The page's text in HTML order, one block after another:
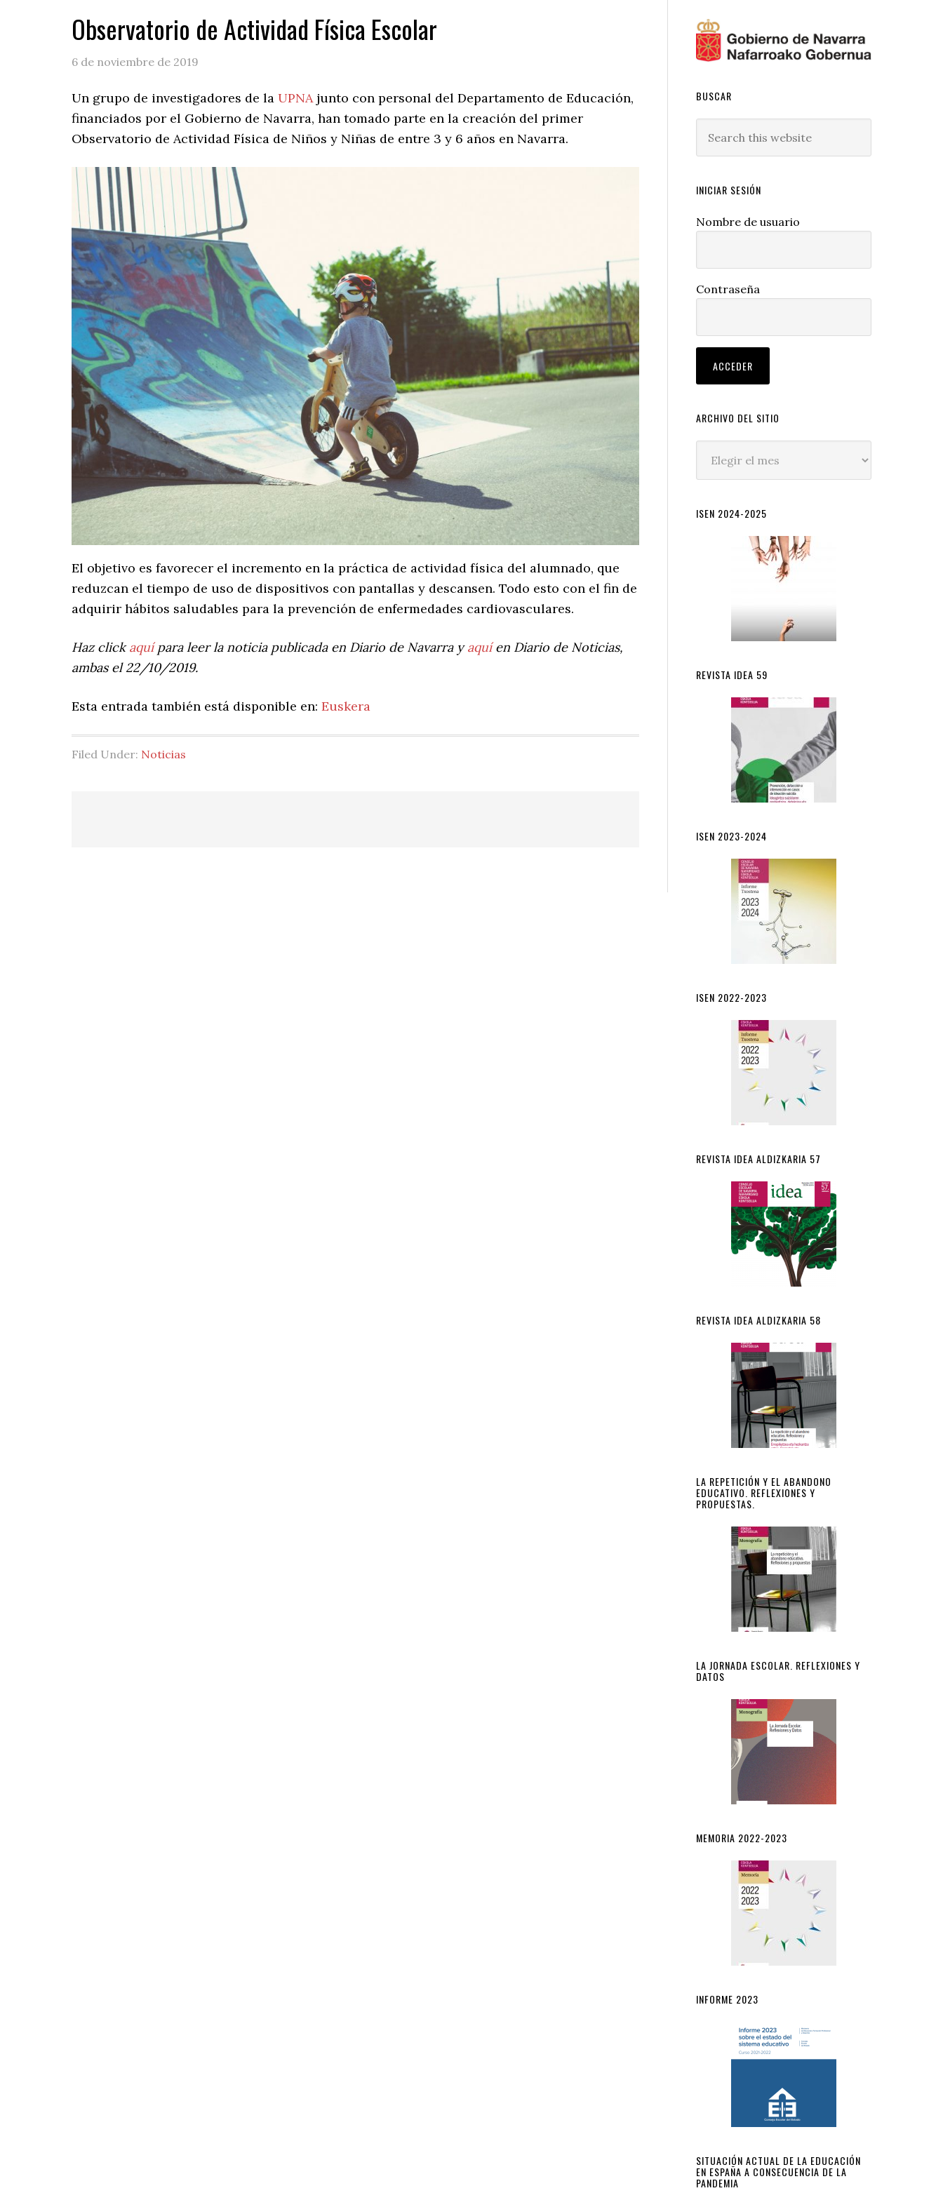
Observatorio de Actividad Física Escolar
6 de noviembre de 2019
Un grupo de investigadores de la UPNAjunto con personal del Departamento de Educación,
financiados por el Gobierno de Navarra, han tomado parte en la creación del primer
Observatorio de Actividad Física de Niños y Niñas de entre 3 y 6 años en Navarra.
El objetivo es favorecer el incremento en la práctica de actividad física del alumnado, que
reduzcan el tiempo de uso de dispositivos con pantallas y descansen. Todo esto con el fin de
adquirir hábitos saludables para la prevención de enfermedades cardiovasculares.
Haz clickaquípara leer la noticia publicada en Diario de Navarra yaquíen Diario de Noticias,
ambas el 22/10/2019.
Esta entrada también está disponible en: Euskera
Filed Under: Noticias
BUSCAR
this
INICIAR SESIÓN
Nombre de usuario
Contraseña
ARCHIVO DEL SITIO
ISEN 2024-2025
REVISTA IDEA 59
ISEN 2023-2024
ISEN 2022-2023
REVISTA IDEA ALDIZKARIA 57
REVISTA IDEA ALDIZKARIA 58
LA REPETICIÓN Y EL ABANDONO
EDUCATIVO. REFLEXIONES Y
PROPUESTAS.
LA JORNADA ESCOLAR. REFLEXIONES Y
DATOS
MEMORIA 2022-2023
INFORME 2023
SITUACIÓN ACTUAL DE LA EDUCACIÓN
EN ESPAÑA A CONSECUENCIA DE LA
PANDEMIA